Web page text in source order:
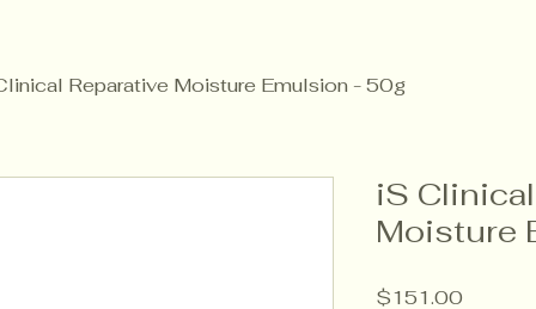
Reparative Moisture Emulsion - 50g
iS
Moisture
$151.00